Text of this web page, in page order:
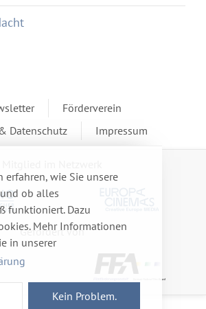
erfahren, wie Sie unsere
ob alles
funktioniert. Dazu
Mehr Informationen
in unserer
Kein Problem.
Förderverein
Datenschutz
Impressum
Gefördert von